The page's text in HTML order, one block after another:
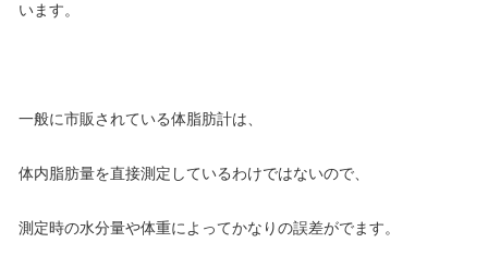
います。
一般に市販されている体脂肪計は、
体内脂肪量を直接測定しているわけではないので、
測定時の水分量や体重によってかなりの誤差がでます。